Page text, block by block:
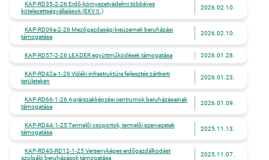
KAP-RD35-2-26 Erdő-környezetvédelmi többéves
kötelezettségvállalások (EKV II.)
2026.02.10.
KAP-RD09a-2-26 Mezőgazdasági kisüzemek beruházási
támogatása
2026.02.10.
KAP-RD57-2-26 LEADER együttműködések támogatása 2026.01.28.
KAP-RD42a-1-26 Vidéki infrastruktúra fejlesztés zártkerti
területeken
2026.01.23.
KAP-RD66-1-26 Agrárszakképzési centrumok beruházásainak
támogatása
2026.01.09.
KAP-RD44-1-25 Termelői csoportok, termelői szervezetek
támogatása
2025.11.13.
KAP-RD40-RD12-1-25 Versenyképes erdőgazdálkodást
szolgáló beruházások támogatása
2025.11.07.